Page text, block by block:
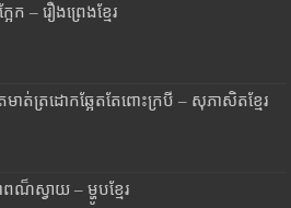
ែក – រឿងព្រេងខ្មែរ
ាត់ត្រដោកឆ្អែតតែពោះក្របី – សុភាសិតខ្មែរ
ណ៏ស្វាយ – ម្ហូបខ្មែរ